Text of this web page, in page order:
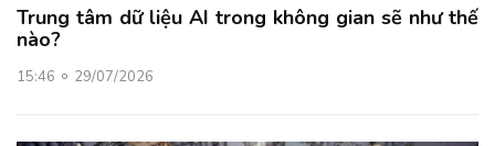
Trung tâm dữ liệu AI trong không gian sẽ như thế
nào?
15:46 29/07/2026